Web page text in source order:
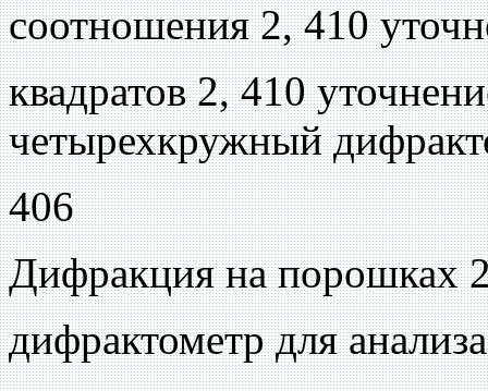
соотношения 2, 410
квадратов 2, 410
четырехкружный
406
Дифракция на порошках
дифрактометр для